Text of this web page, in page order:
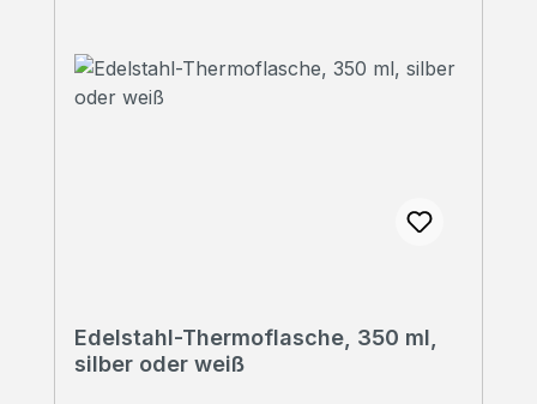
Edelstahl-Thermoflasche, 350 ml,
silber oder weiß